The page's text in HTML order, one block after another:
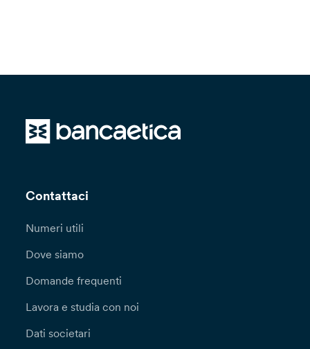
Contattaci
Numeri utili
Dove siamo
Domande frequenti
Lavora e studia con noi
Dati societari